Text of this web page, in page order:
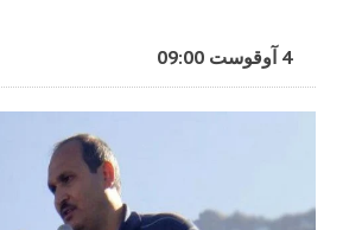
4 آوقوست 09:00